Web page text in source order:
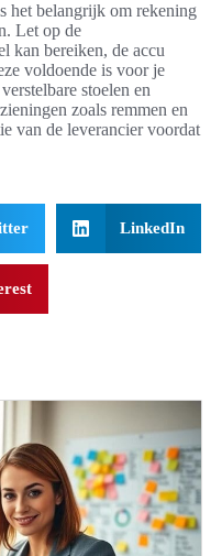
het belangrijk om rekening
Let op de
kan bereiken, de accu
voldoende is voor je
stoelen en
zoals remmen en
van de leverancier voordat
LinkedIn